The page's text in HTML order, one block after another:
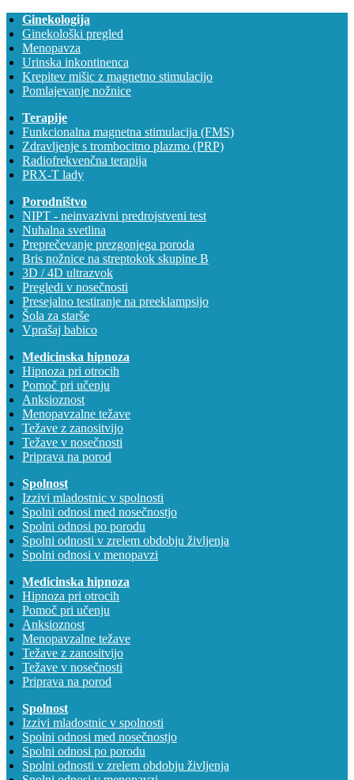
Ginekologija
Ginekološki pregled
Menopavza
Urinska inkontinenca
Krepitev mišic z magnetno stimulacijo
Pomlajevanje nožnice
Terapije
Funkcionalna magnetna stimulacija (FMS)
Zdravljenje s trombocitno plazmo (PRP)
Radiofrekvenčna terapija
PRX-T lady
Porodništvo
NIPT - neinvazivni predrojstveni test
Nuhalna svetlina
Preprečevanje prezgonjega poroda
Bris nožnice na streptokok skupine B
3D / 4D ultrazvok
Pregledi v nosečnosti
Presejalno testiranje na preeklampsijo
Šola za starše
Vprašaj babico
Medicinska hipnoza
Hipnoza pri otrocih
Pomoč pri učenju
Anksioznost
Menopavzalne težave
Težave z zanositvijo
Težave v nosečnosti
Priprava na porod
Spolnost
Izzivi mladostnic v spolnosti
Spolni odnosi med nosečnostjo
Spolni odnosi po porodu
Spolni odnosti v zrelem obdobju življenja
Spolni odnosi v menopavzi
Medicinska hipnoza
Hipnoza pri otrocih
Pomoč pri učenju
Anksioznost
Menopavzalne težave
Težave z zanositvijo
Težave v nosečnosti
Priprava na porod
Spolnost
Izzivi mladostnic v spolnosti
Spolni odnosi med nosečnostjo
Spolni odnosi po porodu
Spolni odnosti v zrelem obdobju življenja